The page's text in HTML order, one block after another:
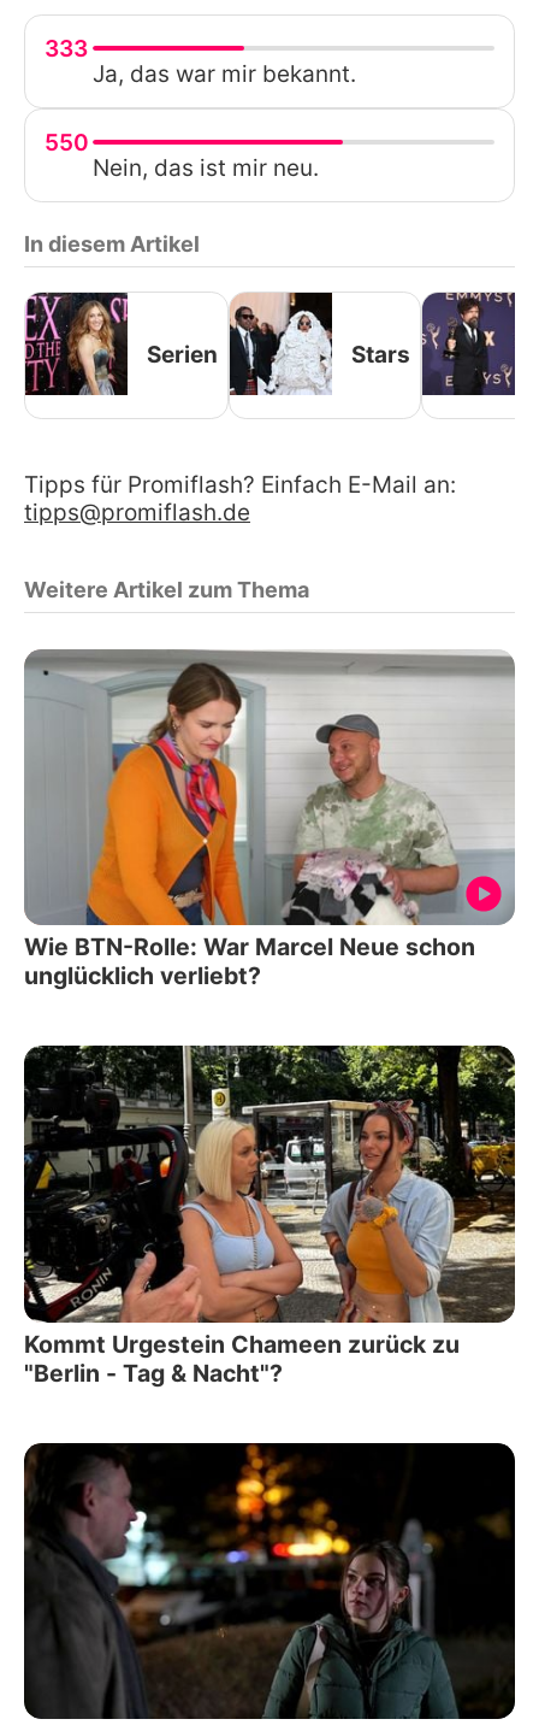
333
Ja, das war mir bekannt.
550
Nein, das ist mir neu.
In diesem Artikel
Serien Stars
Tipps für Promiflash? Einfach E-Mail an:
tipps@promiflash.de
Weitere Artikel zum Thema
Wie BTN-Rolle: War Marcel Neue schon
unglücklich verliebt?
Kommt Urgestein Chameen zurück zu
"Berlin - Tag & Nacht"?